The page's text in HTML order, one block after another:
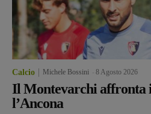
Calcio Michele Bossini 8 Agosto 2026
Il Montevarchi affronta
l’Ancona